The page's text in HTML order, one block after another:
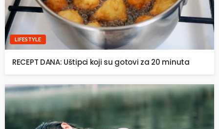
LIFESTYLE
RECEPT DANA: Uštipci koji su gotovi za 20 minuta